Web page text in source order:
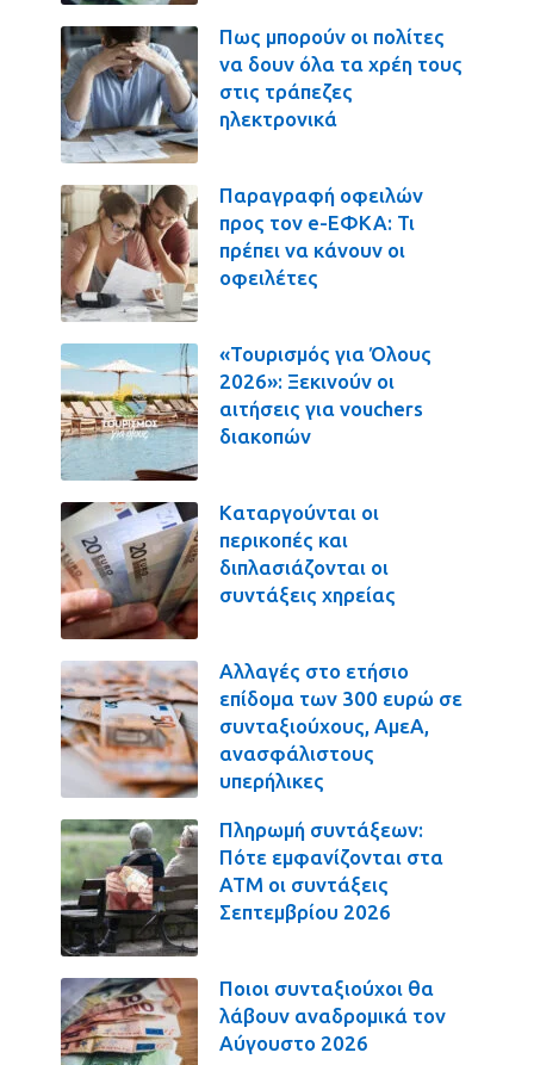
Πως μπορούν οι πολίτες
να δουν όλα τα χρέη τους
στις τράπεζες
ηλεκτρονικά
Παραγραφή οφειλών
προς τον e-ΕΦΚΑ: Τι
πρέπει να κάνουν οι
οφειλέτες
«Τουρισμός για Όλους
2026»: Ξεκινούν οι
αιτήσεις για vouchers
διακοπών
Καταργούνται οι
περικοπές και
διπλασιάζονται οι
συντάξεις χηρείας
Αλλαγές στο ετήσιο
επίδομα των 300 ευρώ σε
συνταξιούχους, ΑμεΑ,
ανασφάλιστους
υπερήλικες
Πληρωμή συντάξεων:
Πότε εμφανίζονται στα
ΑΤΜ οι συντάξεις
Σεπτεμβρίου 2026
Ποιοι συνταξιούχοι θα
λάβουν αναδρομικά τον
Αύγουστο 2026